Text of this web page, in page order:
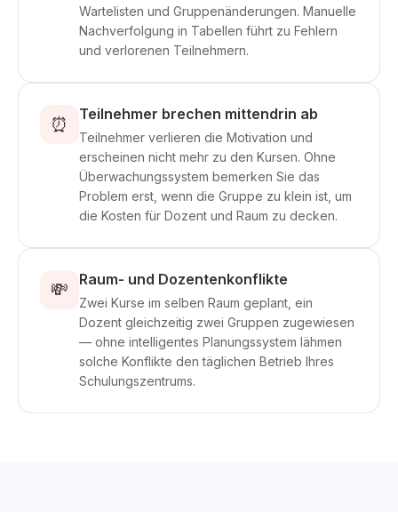
Wartelisten und Gruppenänderungen. Manuelle
Nachverfolgung in Tabellen führt zu Fehlern
und verlorenen Teilnehmern.
⏰ Teilnehmer brechen mittendrin ab
Teilnehmer verlieren die Motivation und
erscheinen nicht mehr zu den Kursen. Ohne
Überwachungssystem bemerken Sie das
Problem erst, wenn die Gruppe zu klein ist, um
die Kosten für Dozent und Raum zu decken.
💸 Raum- und Dozentenkonflikte
Zwei Kurse im selben Raum geplant, ein
Dozent gleichzeitig zwei Gruppen zugewiesen
— ohne intelligentes Planungssystem lähmen
solche Konflikte den täglichen Betrieb Ihres
Schulungszentrums.